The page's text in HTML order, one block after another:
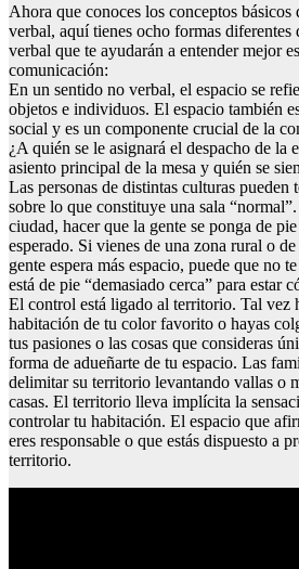
Ahora que conoces los conceptos
verbal, aquí tienes ocho formas
verbal que te ayudarán a entender mejor
comunicación:
En un sentido no verbal, el espacio se
objetos e individuos. El espacio también
social y es un componente crucial de la
¿A quién se le asignará el despacho de la
asiento principal de la mesa y quién se
Las personas de distintas culturas pueden
sobre lo que constituye una sala
ciudad, hacer que la gente se ponga de
esperado. Si vienes de una zona rural o
gente espera más espacio, puede que no
está de pie “demasiado cerca” para estar
El control está ligado al territorio. Tal vez
habitación de tu color favorito o hayas
tus pasiones o las cosas que consideras
forma de adueñarte de tu espacio. Las
delimitar su territorio levantando vallas o
casas. El territorio lleva implícita la
controlar tu habitación. El espacio que
eres responsable o que estás dispuesto a
territorio.